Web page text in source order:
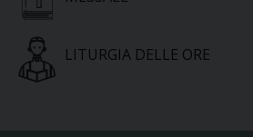
LITURGIA DELLE ORE